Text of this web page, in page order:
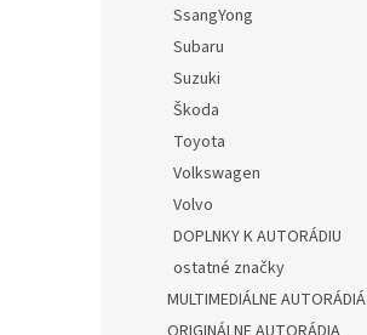
SsangYong
Subaru
Suzuki
Škoda
Toyota
Volkswagen
Volvo
DOPLNKY K AUTORÁDIU
ostatné značky
MULTIMEDIÁLNE AUTORÁDIÁ